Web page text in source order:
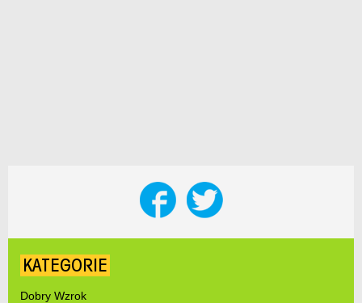
KATEGORIE
Dobry Wzrok